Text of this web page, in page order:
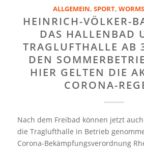
ALLGEMEIN, SPORT,
HEINRICH-VÖLKER-
DAS HALLENBAD
TRAGLUFTHALLE AB
DEN
HIER GELTEN DIE
CORONA-
Nach dem Freibad können jetzt
die Traglufthalle in Betrieb
Corona-Bekämpfungsverordnung